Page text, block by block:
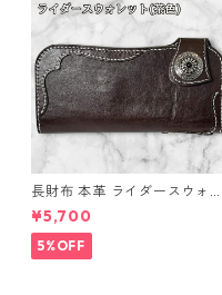
長財布 本革 ライダースウォレ
ット 国産 ヌメ革 ブラウン バ
ングラデシュ l175 レザー 革財
布 ハンドメイド 経年変化
¥5,700
5%OFF